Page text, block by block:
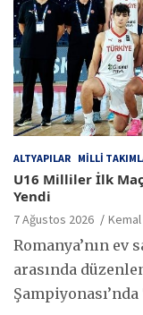
ALTYAPILAR MILLI
U16 Milliler İlk
Yendi
7 Ağustos 2026
Romanya’nın
arasında